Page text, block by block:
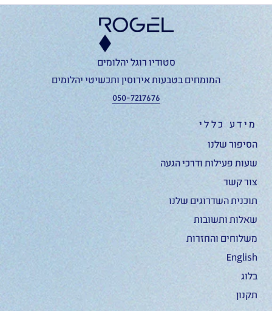
סטודיו רוגל יהלומים
המומחים בטבעות אירוסין ותכשיטי יהלומים
050-7217676
מידע כללי
הסיפור שלנו
שעות פעילות ודרכי הגעה
צור קשר
תוכנית השדרוגים שלנו
שאלות ותשובות
משלוחים והחזרות
English
בלוג
תקנון